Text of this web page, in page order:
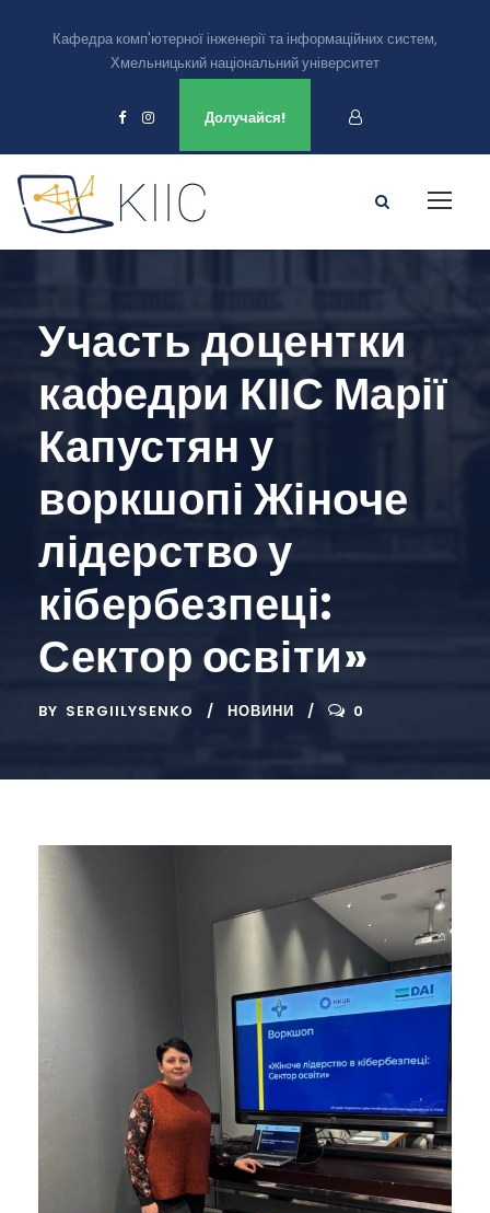
Кафедра комп'ютерної інженерії та інформаційних систем,
Хмельницький національний університет
Долучайся!
Участь доцентки
кафедри КІІС Марії
Капустян у
воркшопі Жіноче
лідерство у
кібербезпеці:
Сектор освіти»
BY SERGIILYSENKO НОВИНИ 0